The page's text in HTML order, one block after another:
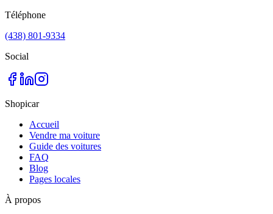
Téléphone
(438) 801-9334
Social
Shopicar
Accueil
Vendre ma voiture
Guide des voitures
FAQ
Blog
Pages locales
À propos